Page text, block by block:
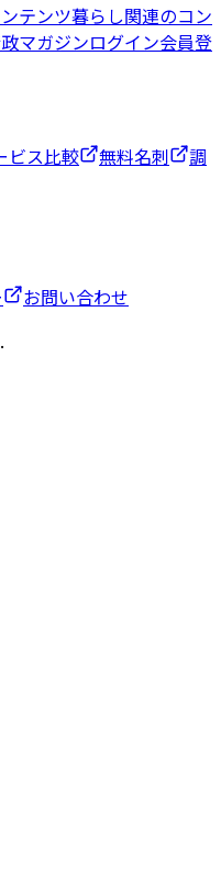
テンツ暮らし関連のコン
マガジンログイン会員登
ビス比較 無料名刺
調
お問い合わせ